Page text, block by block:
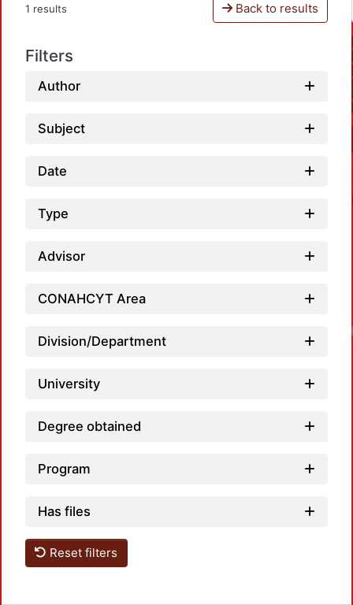
1 results Back to results
Filters
Author
Subject
Date
Type
Advisor
CONAHCYT Area
Division/Department
University
Degree obtained
Program
Has files
Reset filters